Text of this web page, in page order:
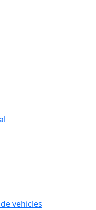
vehicles